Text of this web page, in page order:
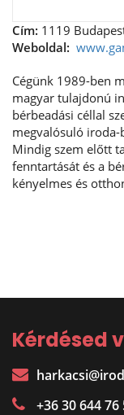
Cím: 1119
Weboldal:
Cégünk 1989-ben
magyar tulajdonú
bérbeadási céllal
megvalósuló iroda-
Mindig szem előtt
fenntartását és a
kényelmes és
Kérdésed
+36 30 644 76